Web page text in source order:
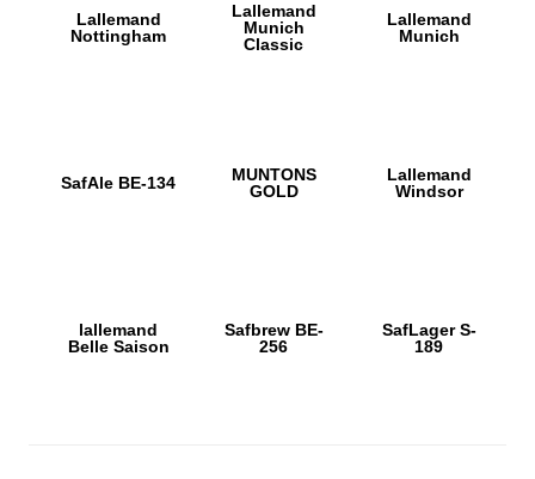
lallemand
Belle Saison
Lallemand
Munich
Lallemand
Munich
Classic
Lallemand
Nottingham
Lallemand
Windsor
MUNTONS
GOLD
SafAle BE-134
Safbrew BE-
256
SafLager S-
189